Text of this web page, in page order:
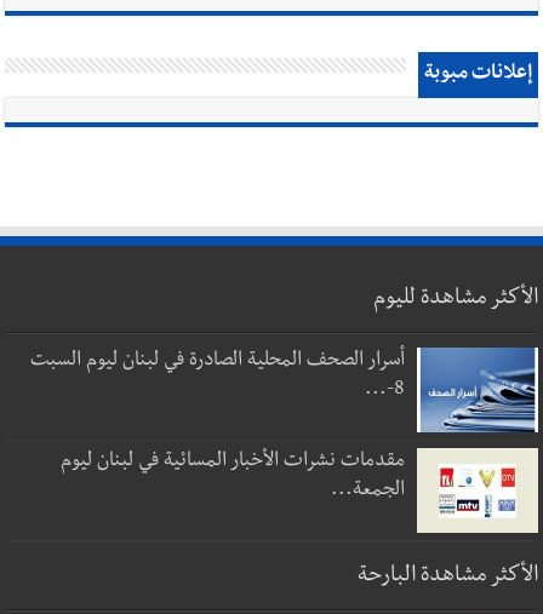
إعلانات مبوبة
الأكثر مشاهدة لليوم
أسرار الصحف المحلية الصادرة في لبنان ليوم السبت
8-...
مقدمات نشرات الأخبار المسائية في لبنان ليوم
الجمعة...
الأكثر مشاهدة البارحة